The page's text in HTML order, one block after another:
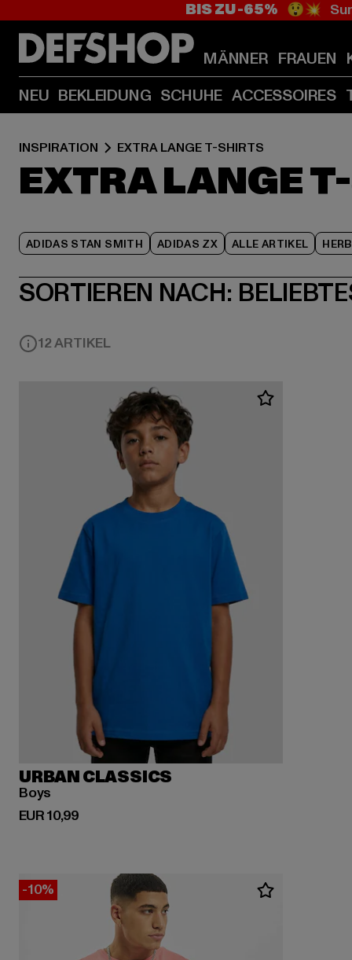
BIS ZU -65% 😲💥
MÄNNER FRAUEN
NEU BEKLEIDUNG SCHUHE ACCESSOIRES
INSPIRATION EXTRA LANGE T-SHIRTS
EXTRA LANGE
ADIDAS STAN SMITH ADIDAS ZX ALLE ARTIKEL
SORTIEREN NACH:
12 ARTIKEL
URBAN CLASSICS
Boys
EUR 10,99
Derzeitiger Preis: EUR 10,99
-10%